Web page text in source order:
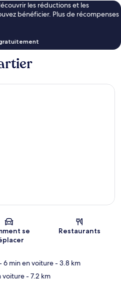
les réductions et les
bénéficier. Plus de récompenses
gratuitement
Carte
se
Restaurants
6 min en voiture- 3.8 km
voiture- 7.2 km